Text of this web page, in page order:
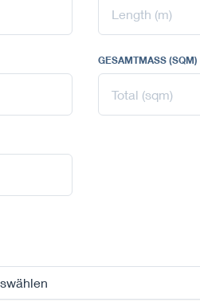
GESAMTMASS (SQM)